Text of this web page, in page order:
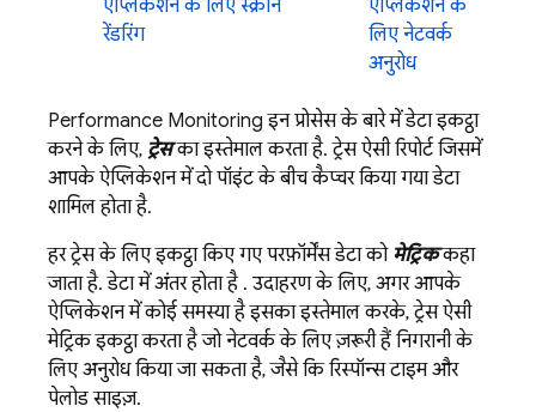
ऐप्लिकेशन के लिए स्क्रीन
रेंडरिंग
ऐप्लिकेशन के
लिए नेटवर्क
अनुरोध
Performance Monitoring इन प्रोसेस के बारे में डेटा इकट्ठा
करने के लिए, ट्रेसका इस्तेमाल करता है. ट्रेस ऐसी रिपोर्ट जिसमें
आपके ऐप्लिकेशन में दो पॉइंट के बीच कैप्चर किया गया डेटा
शामिल होता है.
हर ट्रेस के लिए इकट्ठा किए गए परफ़ॉर्मेंस डेटा को मेट्रिककहा
जाता है. डेटा में अंतर होता है . उदाहरण के लिए, अगर आपके
ऐप्लिकेशन में कोई समस्या है इसका इस्तेमाल करके, ट्रेस ऐसी
मेट्रिक इकट्ठा करता है जो नेटवर्क के लिए ज़रूरी हैं निगरानी के
लिए अनुरोध किया जा सकता है, जैसे कि रिस्पॉन्स टाइम और
पेलोड साइज़.